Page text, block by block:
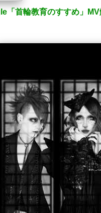
「首輪教育のすすめ」MV